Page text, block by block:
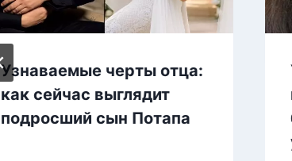
Узнаваемые черты отца:
как сейчас выглядит
подросший сын Потапа